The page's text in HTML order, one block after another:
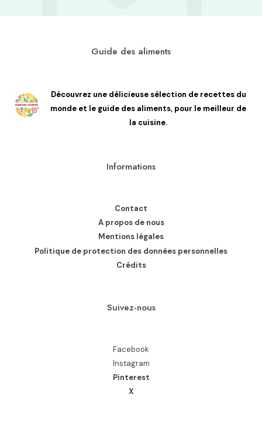
Guide des aliments
Découvrez une délicieuse sélection de recettes du
monde et le guide des aliments, pour le meilleur de
la cuisine.
Informations
Contact
A propos de nous
Mentions légales
Politique de protection des données personnelles
Crédits
Suivez-nous
Facebook
Instagram
Pinterest
X